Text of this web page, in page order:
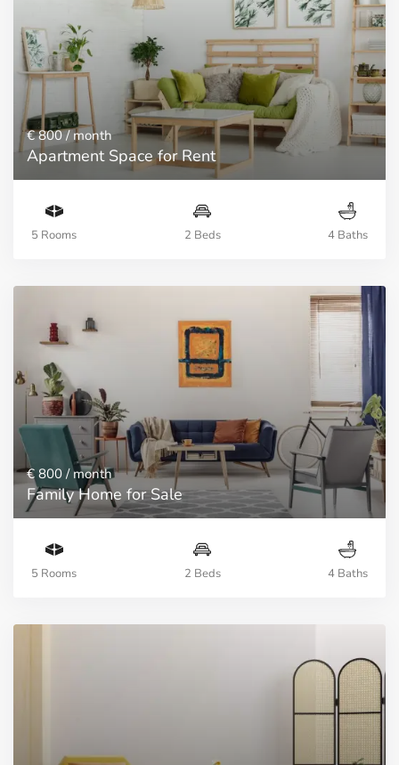
€ 800/ month
Apartment Space for Rent
5 Rooms 2 Beds 4 Baths
€ 800/ month
Family Home for Sale
5 Rooms 2 Beds 4 Baths